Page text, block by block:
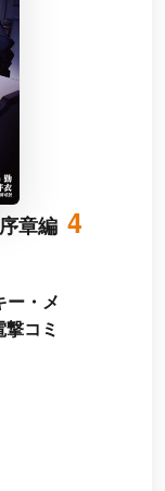
章編 4
・メ
コミ